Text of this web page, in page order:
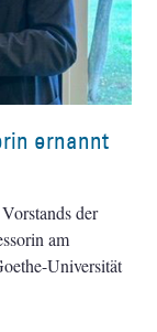
ernannt
der
am
Universität